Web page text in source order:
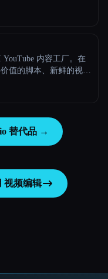
YouTube 内容工厂。在
值的脚本、新鲜的视频
替代品 →
视频编辑